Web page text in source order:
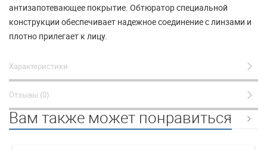
антизапотевающее покрытие. Обтюратор специальной
конструкции обеспечивает надежное соединение с линзами и
плотно прилегает к лицу.
Характеристики
Отзывы (0)
Вам также может понравиться